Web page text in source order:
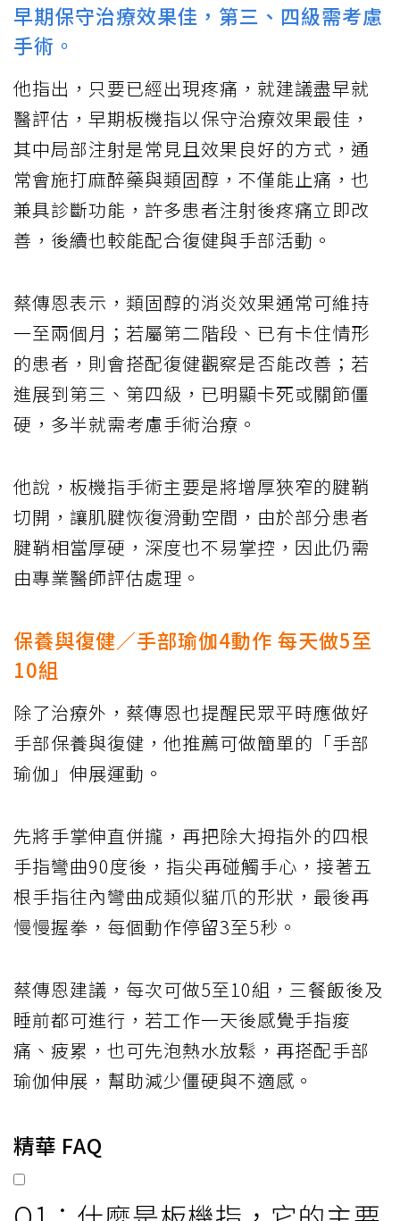
早期保守治療效果佳，第三、四級需考慮
手術。
他指出，只要已經出現疼痛，就建議盡早就
醫評估，早期板機指以保守治療效果最佳，
其中局部注射是常見且效果良好的方式，通
常會施打麻醉藥與類固醇，不僅能止痛，也
兼具診斷功能，許多患者注射後疼痛立即改
善，後續也較能配合復健與手部活動。
蔡傳恩表示，類固醇的消炎效果通常可維持
一至兩個月；若屬第二階段、已有卡住情形
的患者，則會搭配復健觀察是否能改善；若
進展到第三、第四級，已明顯卡死或關節僵
硬，多半就需考慮手術治療。
他說，板機指手術主要是將增厚狹窄的腱鞘
切開，讓肌腱恢復滑動空間，由於部分患者
腱鞘相當厚硬，深度也不易掌控，因此仍需
由專業醫師評估處理。
保養與復健／手部瑜伽4動作 每天做5至
10組
除了治療外，蔡傳恩也提醒民眾平時應做好
手部保養與復健，他推薦可做簡單的「手部
瑜伽」伸展運動。
先將手掌伸直併攏，再把除大拇指外的四根
手指彎曲90度後，指尖再碰觸手心，接著五
根手指往內彎曲成類似貓爪的形狀，最後再
慢慢握拳，每個動作停留3至5秒。
蔡傳恩建議，每次可做5至10組，三餐飯後及
睡前都可進行，若工作一天後感覺手指痠
痛、疲累，也可先泡熱水放鬆，再搭配手部
瑜伽伸展，幫助減少僵硬與不適感。
精華 FAQ